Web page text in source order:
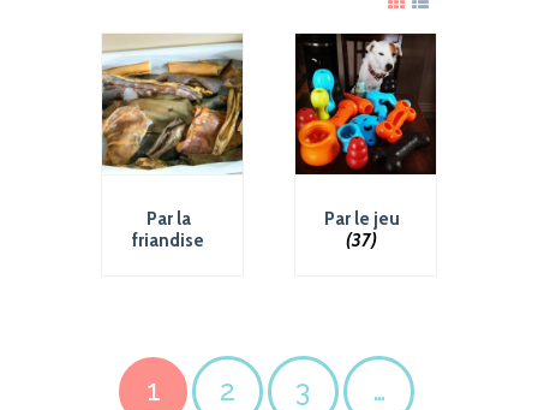
Par la
friandise
Par le jeu
(37)
1 2 3 …